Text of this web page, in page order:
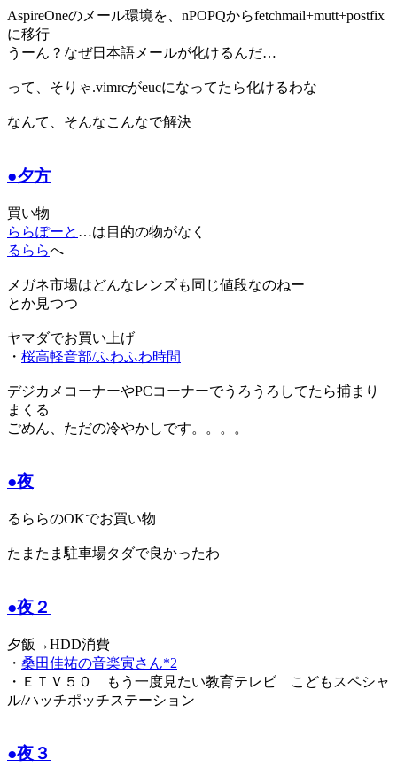
AspireOneのメール環境を、nPOPQからfetchmail+mutt+postfix
に移行
うーん？なぜ日本語メールが化けるんだ…
って、そりゃ.vimrcがeucになってたら化けるわな
なんて、そんなこんなで解決
●夕方
買い物
ららぽーと …は目的の物がなく
るららへ
メガネ市場はどんなレンズも同じ値段なのねー
とか見つつ
ヤマダでお買い上げ
・ 桜高軽音部/ふわふわ時間
デジカメコーナーやPCコーナーでうろうろしてたら捕まり
まくる
ごめん、ただの冷やかしです。。。。
●夜
るららのOKでお買い物
たまたま駐車場タダで良かったわ
●夜２
夕飯→HDD消費
・ 桑田佳祐の音楽寅さん*2
・ＥＴＶ５０ もう一度見たい教育テレビ こどもスペシャ
ル/ハッチポッチステーション
●夜３